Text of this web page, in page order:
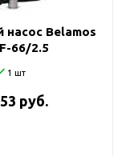
Belamos
66/2.5
1 шт
руб.